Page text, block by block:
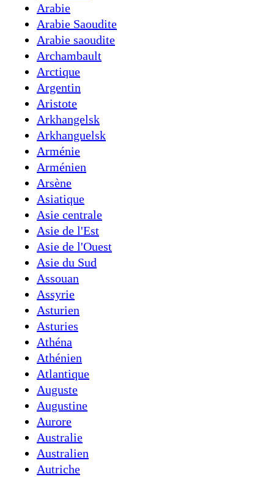
Arabie
Arabie Saoudite
Arabie saoudite
Archambault
Arctique
Argentin
Aristote
Arkhangelsk
Arkhanguelsk
Arménie
Arménien
Arsène
Asiatique
Asie centrale
Asie de l'Est
Asie de l'Ouest
Asie du Sud
Assouan
Assyrie
Asturien
Asturies
Athéna
Athénien
Atlantique
Auguste
Augustine
Aurore
Australie
Australien
Autriche